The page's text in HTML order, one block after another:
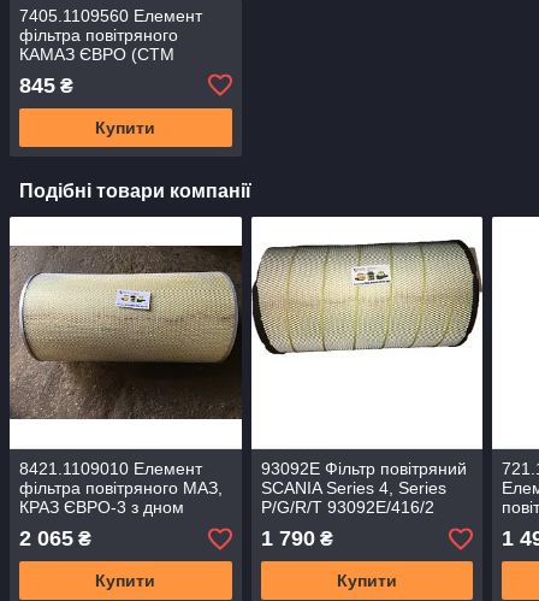
7405.1109560 Елемент
фільтра повітряного
КАМАЗ ЄВРО (СТМ
845 ₴
Купити
Подібні товари компанії
8421.1109010 Елемент
фільтра повітряного МАЗ,
КРАЗ ЄВРО-3 з дном
(WIX-Filtron) 93380E
2 065 ₴
Купити
93092E Фільтр повітряний
SCANIA Series 4, Series
P/G/R/T 93092E/416/2
(пр.во WIX-Filtron)
1 790₴
Купити
1